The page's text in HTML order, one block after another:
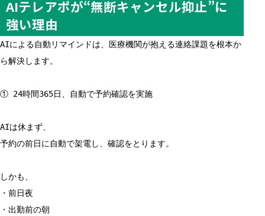
AIテレアポが“無断キャンセル抑止”に
強い理由
AIによる自動リマインドは、医療機関が抱える連絡課題を根本か
ら解決します。
① 24時間365日、自動で予約確認を実施
AIは休まず、
予約の前日に自動で架電し、確認をとります。
しかも、
・前日夜
・出勤前の朝